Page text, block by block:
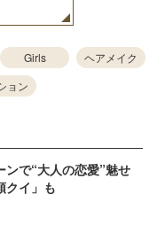
Girls
ヘアメイク
ョン
ンで“大人の恋愛”魅せ
イ」も